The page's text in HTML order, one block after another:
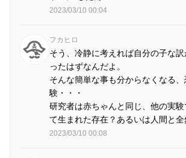
2023/03/10 00:04
フカヒロ
そう、冷静に考えれば自分の子な
ったはずなんだよ。
そんな簡単な事も分からなくなる
験・・・
研究者は赤ちゃんと同じ、他の実
て生まれた存在？あるいは人間と全
2023/03/10 00:08